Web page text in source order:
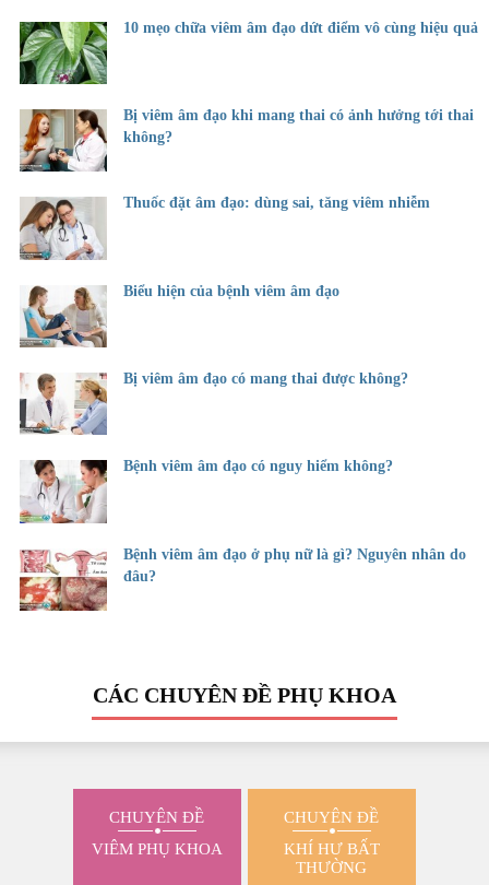
10 mẹo chữa viêm âm đạo dứt điểm vô cùng hiệu quả
Bị viêm âm đạo khi mang thai có ảnh hưởng tới thai
không?
Thuốc đặt âm đạo: dùng sai, tăng viêm nhiễm
Biểu hiện của bệnh viêm âm đạo
Bị viêm âm đạo có mang thai được không?
Bệnh viêm âm đạo có nguy hiểm không?
Bệnh viêm âm đạo ở phụ nữ là gì? Nguyên nhân do
đâu?
CÁC CHUYÊN ĐỀ PHỤ KHOA
CHUYÊN ĐỀ
VIÊM PHỤ KHOA
CHUYÊN ĐỀ
KHÍ HƯ BẤT
THƯỜNG